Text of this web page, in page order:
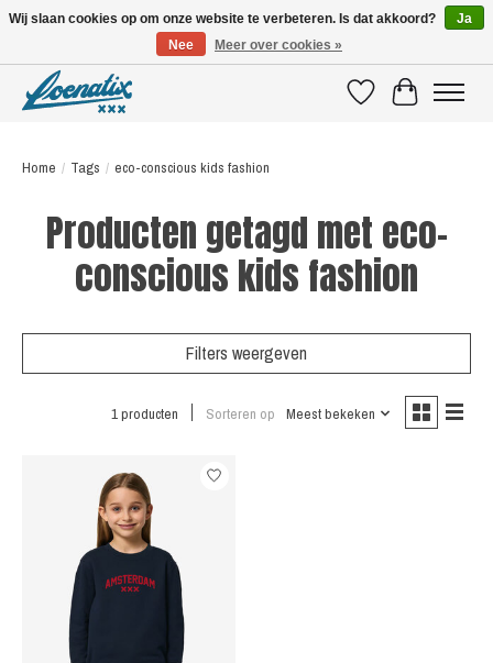
VerlanglijstWinkelwagen
Home / Tags / eco-conscious kids fashion
Producten getagd met eco-
conscious kids fashion
Filters weergeven
1 producten Sorteren op Meest bekeken
Wij slaan cookies op om onze website te verbeteren. Is dat akkoord?
Ja
Nee
Meer over cookies »